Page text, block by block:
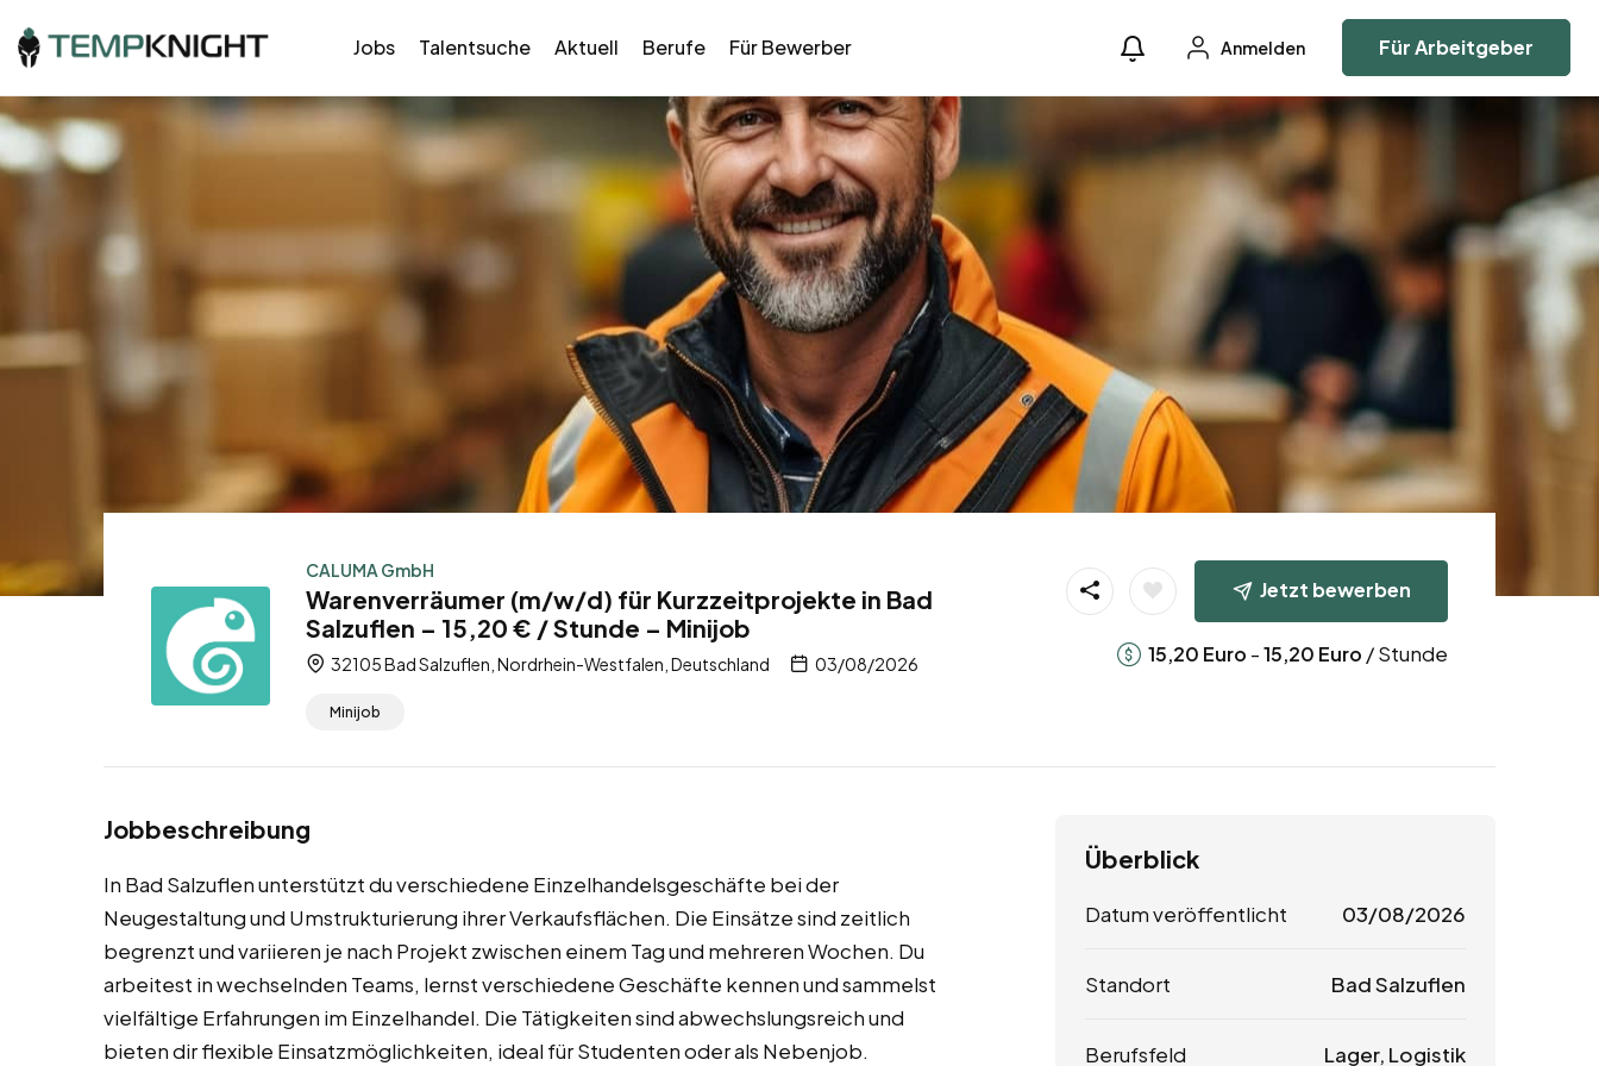
Jobs Talentsuche Aktuell Berufe Für Bewerber Anmelden Für Arbeitgeber
CALUMA GmbH
Warenverräumer (m/w/d) für Kurzzeitprojekte in Bad
Salzuflen – 15,20 € / Stunde – Minijob
32105 Bad Salzuflen, Nordrhein-Westfalen, Deutschland 03/08/2026
Minijob
Jetzt bewerben
15,20 Euro -15,20 Euro / Stunde
Jobbeschreibung
In Bad Salzuflen unterstützt du verschiedene Einzelhandelsgeschäfte bei der
Neugestaltung und Umstrukturierung ihrer Verkaufsflächen. Die Einsätze sind zeitlich
begrenzt und variieren je nach Projekt zwischen einem Tag und mehreren Wochen. Du
arbeitest in wechselnden Teams, lernst verschiedene Geschäfte kennen und sammelst
vielfältige Erfahrungen im Einzelhandel. Die Tätigkeiten sind abwechslungsreich und
bieten dir flexible Einsatzmöglichkeiten, ideal für Studenten oder als Nebenjob.
Überblick
Datum veröffentlicht 03/08/2026
Standort Bad Salzuflen
Berufsfeld Lager, Logistik